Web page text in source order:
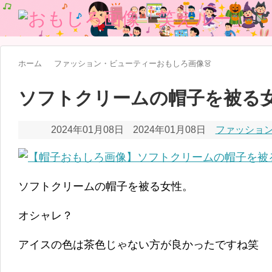
ホーム ファッション・ビューティーおもしろ画像👗
ソフトクリームの帽子を被る
2024年01月08日 2024年01月08日 ファッショ
ソフトクリームの帽子を被る女性。
オシャレ？
アイスの色は茶色じゃない方が良かったですね笑